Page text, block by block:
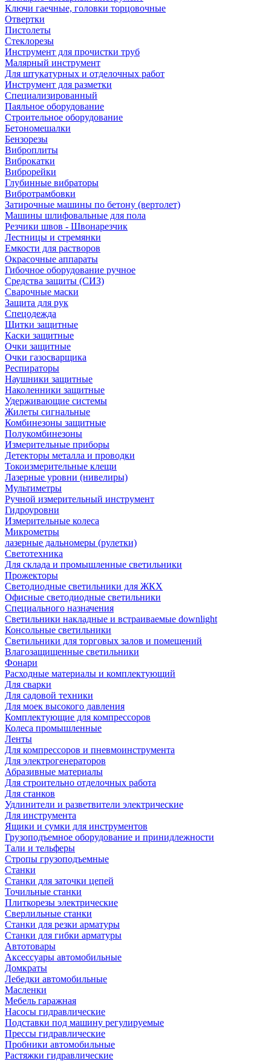
Ключи гаечные, головки торцовочные
Отвертки
Пистолеты
Стеклорезы
Инструмент для прочистки труб
Малярный инструмент
Для штукатурных и отделочных работ
Инструмент для разметки
Специализированный
Паяльное оборудование
Строительное оборудование
Бетономешалки
Бензорезы
Виброплиты
Виброкатки
Виброрейки
Глубинные вибраторы
Вибротрамбовки
Затирочные машины по бетону (вертолет)
Машины шлифовальные для пола
Резчики швов - Швонарезчик
Лестницы и стремянки
Емкости для растворов
Окрасочные аппараты
Гибочное оборудование ручное
Средства защиты (СИЗ)
Сварочные маски
Защита для рук
Спецодежда
Щитки защитные
Каски защитные
Очки защитные
Очки газосварщика
Респираторы
Наушники защитные
Наколенники защитные
Удерживающие системы
Жилеты сигнальные
Комбинезоны защитные
Полукомбинезоны
Измерительные приборы
Детекторы металла и проводки
Токоизмерительные клещи
Лазерные уровни (нивелиры)
Мультиметры
Ручной измерительный инструмент
Гидроуровни
Измерительные колеса
Микрометры
лазерные дальномеры (рулетки)
Светотехника
Для склада и промышленные светильники
Прожекторы
Светодиодные светильники для ЖКХ
Офисные светодиодные светильники
Специального назначения
Светильники накладные и встраиваемые downlight
Консольные светильники
Светильники для торговых залов и помещений
Влагозащищенные светильники
Фонари
Расходные материалы и комплектующий
Для сварки
Для садовой техники
Для моек высокого давления
Комплектующие для компрессоров
Колеса промышленные
Ленты
Для компрессоров и пневмоинструмента
Для электрогенераторов
Абразивные материалы
Для строительно отделочных работа
Для станков
Удлинители и разветвители электрические
Для инструмента
Ящики и сумки для инструментов
Грузоподъемное оборудование и принидлежности
Тали и тельферы
Стропы грузоподъемные
Станки
Станки для заточки цепей
Точильные станки
Плиткорезы электрические
Сверлильные станки
Станки для резки арматуры
Станки для гибки арматуры
Автотовары
Аксессуары автомобильные
Домкраты
Лебедки автомобильные
Масленки
Мебель гаражная
Насосы гидравлические
Подставки под машину регулируемые
Прессы гидравлические
Пробники автомобильные
Растяжки гидравлические